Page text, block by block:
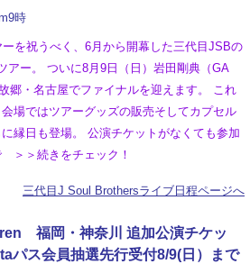
時
ーを祝うべく、6月から開幕した三代目JSBの
アー。 ついに8月9日（日）岩田剛典（GA
郷・名古屋でファイナルを迎えます。 これ
場ではツアーグッズの販売そしてカプセル
縁日も登場。 公演チケットがなくても参加
＞＞続きをチェック！
三代目J Soul Brothersライブ日程ページへ
福岡・神奈川 追加公演チケッ
パス会員抽選先行受付8/9(日）まで